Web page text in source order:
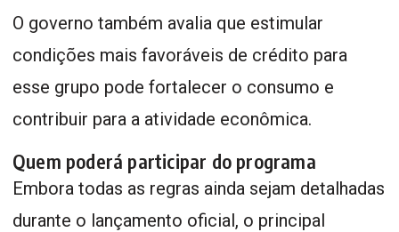
O governo também avalia que estimular
condições mais favoráveis de crédito para
esse grupo pode fortalecer o consumo e
contribuir para a atividade econômica.
Quem poderá participar do programa
Embora todas as regras ainda sejam detalhadas
durante o lançamento oficial, o principal